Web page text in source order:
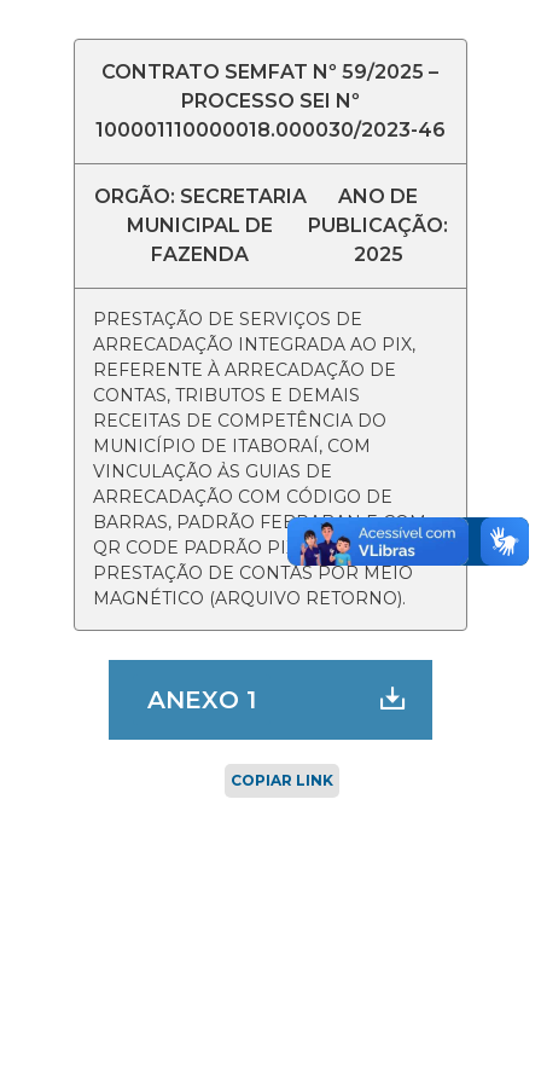
CONTRATO SEMFAT Nº 59/2025 –
PROCESSO SEI Nº
100001110000018.000030/2023-46
ORGÃO: SECRETARIA
MUNICIPAL DE
FAZENDA
ANO DE
PUBLICAÇÃO:
2025
PRESTAÇÃO DE SERVIÇOS DE
ARRECADAÇÃO INTEGRADA AO PIX,
REFERENTE À ARRECADAÇÃO DE
CONTAS, TRIBUTOS E DEMAIS
RECEITAS DE COMPETÊNCIA DO
MUNICÍPIO DE ITABORAÍ, COM
VINCULAÇÃO ẢS GUIAS DE
ARRECADAÇÃO COM CÓDIGO DE
BARRAS, PADRÃO FEBRABAN E COM
QR CODE PADRÃO PIX (BR CODE) E
PRESTAÇÃO DE CONTAS POR MEIO
MAGNÉTICO (ARQUIVO RETORNO).
ANEXO 1
COPIAR LINK